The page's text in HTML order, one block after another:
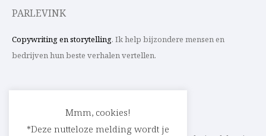
PARLEVINK
Copywriting en storytelling. Ik help bijzondere mensen en
bedrijven hun beste verhalen vertellen.
Mmm, cookies!
*Deze nutteloze melding wordt je